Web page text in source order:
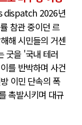
dispatch 2026년
참관 중이던 르
해 시민들의 거센
굿을 '국내 테러
를 반박하며 사건
이민 단속의 폭
촉발시키며 대규